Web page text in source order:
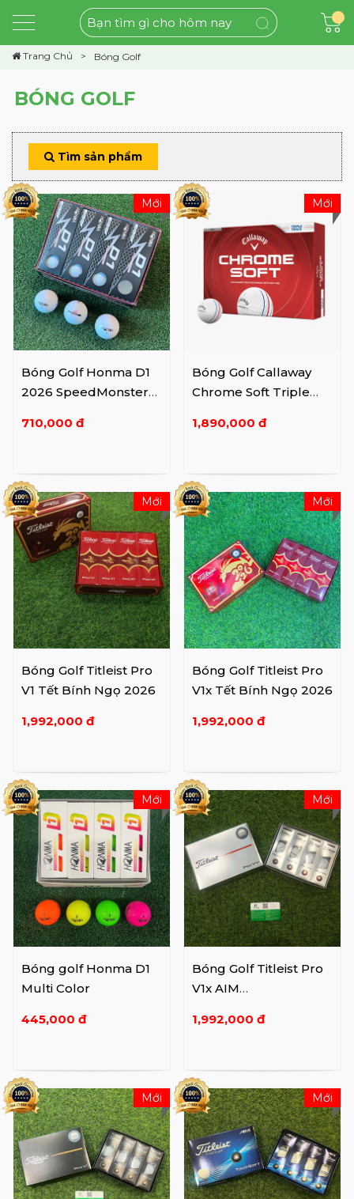
Trang Chủ Bóng Golf
BÓNG GOLF
Tìm sản phẩm
Bóng Golf Honma D1
2026 SpeedMonster
710,000 đ
Mới
Bóng Golf Callaway
Chrome Soft Triple
1,890,000 đ
Mới
Bóng Golf Titleist Pro
V1 Tết Bính Ngọ 2026
1,992,000 đ
Mới
Bóng Golf Titleist Pro
V1x Tết Bính Ngọ 2026
1,992,000 đ
Mới
Bóng golf Honma D1
Multi Color
445,000 đ
Mới
Bóng Golf Titleist Pro
V1x AIM
d ...
1,992,000 đ
Mới
Mới Mới